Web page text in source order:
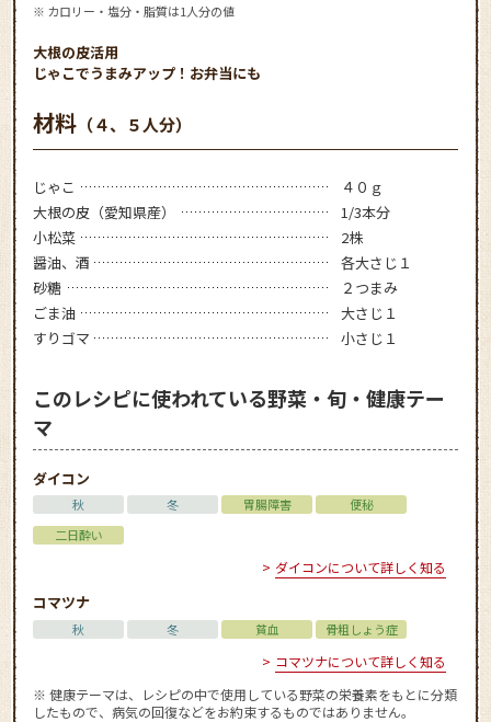
※ カロリー・塩分・脂質は1人分の値
大根の皮活用
じゃこでうまみアップ！お弁当にも
材料 （４、５人分）
じゃこ
４０ｇ
大根の皮（愛知県産）
1/3本分
小松菜
2株
醤油、酒
各大さじ１
砂糖
２つまみ
ごま油
大さじ１
すりゴマ
小さじ１
このレシピに使われている野菜・旬・健康テー
マ
ダイコン
秋 冬 胃腸障害
便秘
二日酔い
ダイコンについて詳しく知る
コマツナ
秋 冬 貧血 骨粗しょう症
コマツナについて詳しく知る
※ 健康テーマは、レシピの中で使用している野菜の栄養素をもとに分類
したもので、病気の回復などをお約束するものではありません。